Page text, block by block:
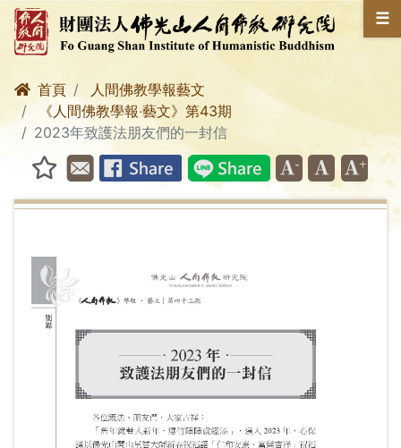
☰
首頁
人間佛教學報藝文
《人間佛教學報‧藝文》第43期
2023年致護法朋友們的一封信